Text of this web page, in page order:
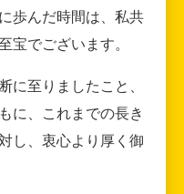
歩んだ時間は、私共
宝でございます。
に至りましたこと、
に、これまでの長き
し、衷心より厚く御